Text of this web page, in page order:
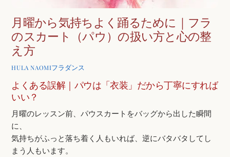
月曜から気持ちよく踊るために｜フラ
のスカート（パウ）の扱い方と心の整
え方
HULA NAOMIフラダンス
よくある誤解｜パウは「衣装」だから丁寧にすれば
いい？
月曜のレッスン前、パウスカートをバッグから出した瞬間
に、
気持ちがふっと落ち着く人もいれば、逆にバタバタしてし
まう人もいます。